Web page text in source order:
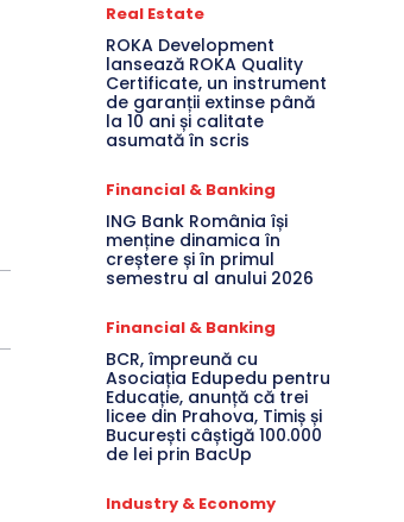
Real Estate
ROKA Development
lansează ROKA Quality
Certificate, un instrument
de garanții extinse până
la 10 ani și calitate
asumată în scris
Financial & Banking
ING Bank România își
menține dinamica în
creștere și în primul
semestru al anului 2026
Financial & Banking
BCR, împreună cu
Asociația Edupedu pentru
Educație, anunță că trei
licee din Prahova, Timiș și
București câștigă 100.000
de lei prin BacUp
Industry & Economy